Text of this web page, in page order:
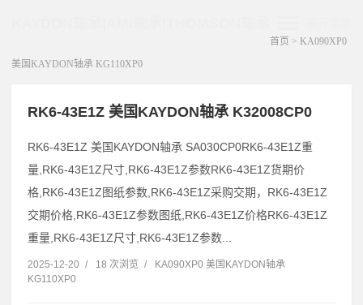
首页 > KA090XP0
美国KAYDON轴承 KG110XP0
RK6-43E1Z 美国KAYDON轴承 K32008CP0
RK6-43E1Z 美国KAYDON轴承 SA030CP0RK6-43E1Z重
量,RK6-43E1Z尺寸,RK6-43E1Z参数RK6-43E1Z货期价
格,RK6-43E1Z图纸参数,RK6-43E1Z采购交期，RK6-43E1Z
交期价格,RK6-43E1Z参数图纸,RK6-43E1Z价格RK6-43E1Z
重量,RK6-43E1Z尺寸,RK6-43E1Z参数...
2025-12-20 / 18 次浏览 /
KA090XP0 美国KAYDON轴承
KG110XP0